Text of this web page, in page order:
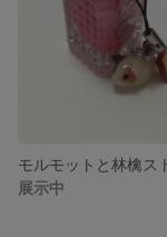
モルモットと林檎ス
展示中